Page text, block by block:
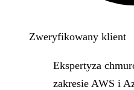
Zweryfikowany klient
Ekspertyza
zakresie AWS i